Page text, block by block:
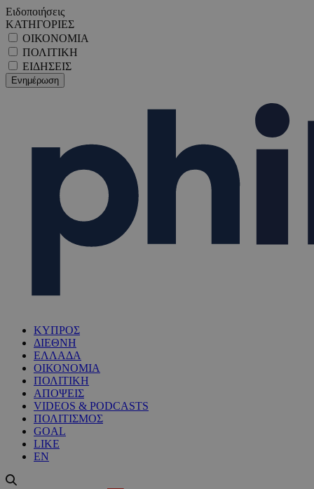
Ειδοποιήσεις
ΚΑΤΗΓΟΡΙΕΣ
ΟΙΚΟΝΟΜΙΑ
ΠΟΛΙΤΙΚΗ
ΕΙΔΗΣΕΙΣ
ΚΥΠΡΟΣ
ΔΙΕΘΝΗ
ΕΛΛΑΔΑ
ΟΙΚΟΝΟΜΙΑ
ΠΟΛΙΤΙΚΗ
ΑΠΟΨΕΙΣ
VIDEOS & PODCASTS
ΠΟΛΙΤΙΣΜΟΣ
GOAL
LIKE
EN